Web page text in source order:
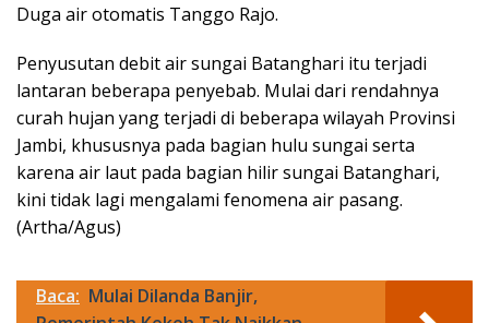
Duga air otomatis Tanggo Rajo.
Penyusutan debit air sungai Batanghari itu terjadi
lantaran beberapa penyebab. Mulai dari rendahnya
curah hujan yang terjadi di beberapa wilayah Provinsi
Jambi, khususnya pada bagian hulu sungai serta
karena air laut pada bagian hilir sungai Batanghari,
kini tidak lagi mengalami fenomena air pasang.
(Artha/Agus)
Baca: Mulai Dilanda Banjir,